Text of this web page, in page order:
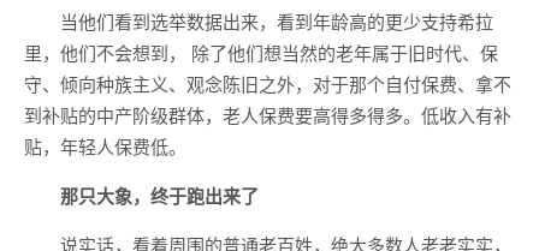
当他们看到选举数据出来，看到年龄高的更少支持希拉
里，他们不会想到， 除了他们想当然的老年属于旧时代、保
守、倾向种族主义、观念陈旧之外，对于那个自付保费、拿不
到补贴的中产阶级群体，老人保费要高得多得多。低收入有补
贴，年轻人保费低。
那只大象，终于跑出来了
说实话，看着周围的普通老百姓，绝大多数人老老实实，